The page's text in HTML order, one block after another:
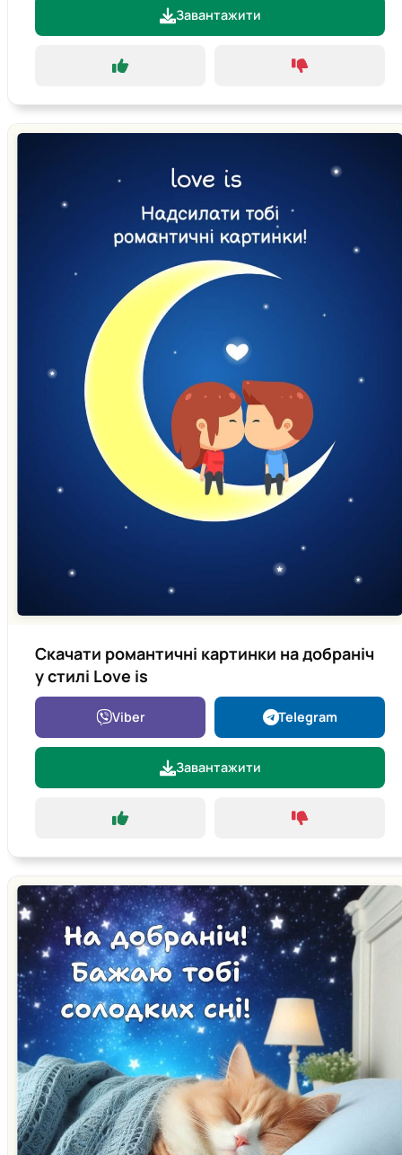
Завантажити
Скачати романтичні картинки на добраніч
у стилі Love is
Viber Telegram
Завантажити